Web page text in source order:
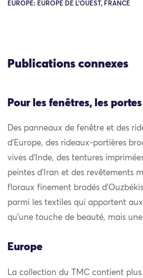
EUROPE: EUROPE DE L'OUEST, FRANCE
Publications connexes
Pour les fenêtres, les
Des panneaux de fenêtre et des
d’Europe, des rideaux-portières
vives d’Inde, des tentures
peintes d’Iran et des revêtements
floraux finement brodés
parmi les textiles qui apportent
qu’une touche de beauté, mais
Europe
La collection du TMC contient